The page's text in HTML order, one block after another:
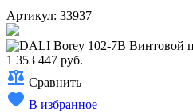
Артикул: 33937
1 353 447 руб.
Сравнить
В избранное